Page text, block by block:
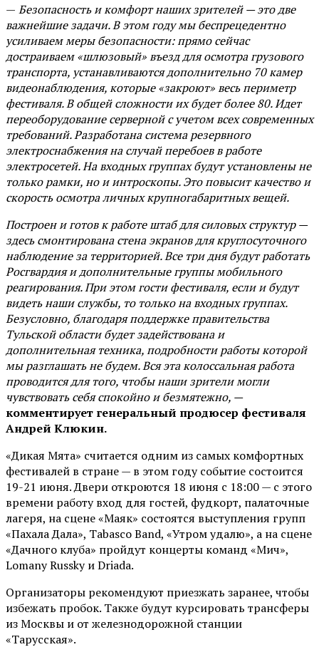
— Безопасность и комфорт наших зрителей — это две
важнейшие задачи. В этом году мы беспрецедентно
усиливаем меры безопасности: прямо сейчас
достраиваем «шлюзовый» въезд для осмотра грузового
транспорта, устанавливаются дополнительно 70 камер
видеонаблюдения, которые «закроют» весь периметр
фестиваля. В общей сложности их будет более 80. Идет
переоборудование серверной с учетом всех современных
требований. Разработана система резервного
электроснабжения на случай перебоев в работе
электросетей. На входных группах будут установлены не
только рамки, но и интроскопы. Это повысит качество и
скорость осмотра личных крупногабаритных вещей.
Построен и готов к работе штаб для силовых структур —
здесь смонтирована стена экранов для круглосуточного
наблюдение за территорией. Все три дня будут работать
Росгвардия и дополнительные группы мобильного
реагирования. При этом гости фестиваля, если и будут
видеть наши службы, то только на входных группах.
Безусловно, благодаря поддержке правительства
Тульской области будет задействована и
дополнительная техника, подробности работы которой
мы разглашать не будем. Вся эта колоссальная работа
проводится для того, чтобы наши зрители могли
чувствовать себя спокойно и безмятежно, —
комментирует генеральный продюсер фестиваля
Андрей Клюкин.
«Дикая Мята» считается одним из самых комфортных
фестивалей в стране — в этом году событие состоится
19-21 июня. Двери откроются 18 июня с 18:00 — с этого
времени работу вход для гостей, фудкорт, палаточные
лагеря, на сцене «Маяк» состоятся выступления групп
«Пахала Дала», Tabasco Band, «Утром удалю», а на сцене
«Дачного клуба» пройдут концерты команд «Мич»,
Lomany Russky и Driada.
Организаторы рекомендуют приезжать заранее, чтобы
избежать пробок. Также будут курсировать трансферы
из Москвы и от железнодорожной станции
«Тарусская».